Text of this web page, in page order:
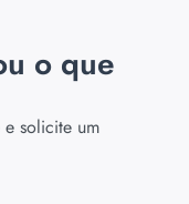
o que
solicite um